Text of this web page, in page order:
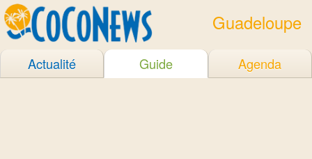
Guadeloupe
Actualité Guide Agenda